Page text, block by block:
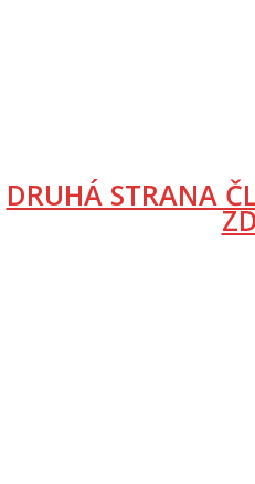
DRUHÁ STRANA